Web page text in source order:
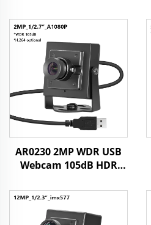
AR0230 2MP WDR USB
Webcam 105dB HDR
Vrlo brza 30fps Vozačka
ove/Vozila